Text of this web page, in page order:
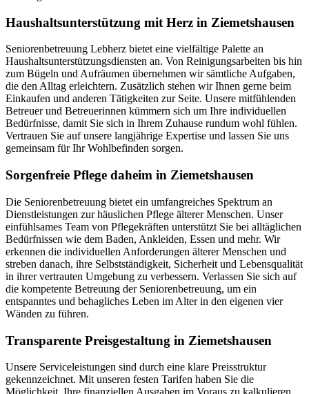
Haushalts­unterstützung mit Herz in Ziemetshausen
Seniorenbetreuung Lebherz bietet eine vielfältige Palette an
Haushaltsunterstützungsdiensten an. Von Reinigungsarbeiten bis hin
zum Bügeln und Aufräumen übernehmen wir sämtliche Aufgaben,
die den Alltag erleichtern. Zusätzlich stehen wir Ihnen gerne beim
Einkaufen und anderen Tätigkeiten zur Seite. Unsere mitfühlenden
Betreuer und Betreuerinnen kümmern sich um Ihre individuellen
Bedürfnisse, damit Sie sich in Ihrem Zuhause rundum wohl fühlen.
Vertrauen Sie auf unsere langjährige Expertise und lassen Sie uns
gemeinsam für Ihr Wohlbefinden sorgen.
Sorgenfreie Pflege daheim in Ziemetshausen
Die Seniorenbetreuung bietet ein umfangreiches Spektrum an
Dienstleistungen zur häuslichen Pflege älterer Menschen. Unser
einfühlsames Team von Pflegekräften unterstützt Sie bei alltäglichen
Bedürfnissen wie dem Baden, Ankleiden, Essen und mehr. Wir
erkennen die individuellen Anforderungen älterer Menschen und
streben danach, ihre Selbstständigkeit, Sicherheit und Lebensqualität
in ihrer vertrauten Umgebung zu verbessern. Verlassen Sie sich auf
die kompetente Betreuung der Seniorenbetreuung, um ein
entspanntes und behagliches Leben im Alter in den eigenen vier
Wänden zu führen.
Transparente Preisgestaltung in Ziemetshausen
Unsere Serviceleistungen sind durch eine klare Preisstruktur
gekennzeichnet. Mit unseren festen Tarifen haben Sie die